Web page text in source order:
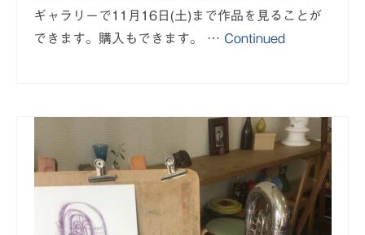
ギャラリーで11月16日(土)まで作品を見ることが
できます。購入もできます。 … Continued